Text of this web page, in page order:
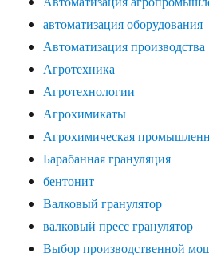
автоматизация оборудования
Автоматизация производства
Агротехника
Агротехнологии
Агрохимикаты
Агрохимическая
Барабанная грануляция
бентонит
Валковый гранулятор
валковый пресс гранулятор
Выбор производственной